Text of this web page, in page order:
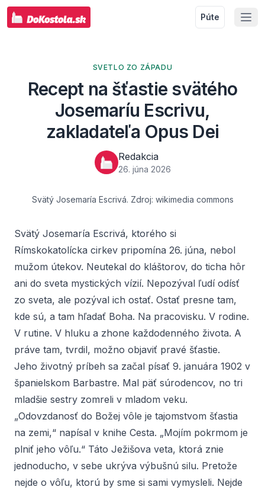
Púte
SVETLO ZO ZÁPADU
Recept na šťastie svätého
Josemaríu Escrivu,
zakladateľa Opus Dei
Redakcia
26. júna 2026
Svätý Josemaría Escrivá. Zdroj: wikimedia commons
Svätý Josemaría Escrivá, ktorého si
Rímskokatolícka cirkev pripomína 26. júna, nebol
mužom útekov. Neutekal do kláštorov, do ticha hôr
ani do sveta mystických vízií. Nepozýval ľudí odísť
zo sveta, ale pozýval ich ostať. Ostať presne tam,
kde sú, a tam hľadať Boha. Na pracovisku. V rodine.
V rutine. V hluku a zhone každodenného života. A
práve tam, tvrdil, možno objaviť pravé šťastie.
Jeho životný príbeh sa začal písať 9. januára 1902 v
španielskom Barbastre. Mal päť súrodencov, no tri
mladšie sestry zomreli v mladom veku.
„Odovzdanosť do Božej vôle je tajomstvom šťastia
na zemi,“ napísal v knihe Cesta. „Mojím pokrmom je
plniť jeho vôľu.“ Táto Ježišova veta, ktorá znie
jednoducho, v sebe ukrýva výbušnú silu. Pretože
nejde o vôľu, ktorú by sme si sami vymysleli. Nejde